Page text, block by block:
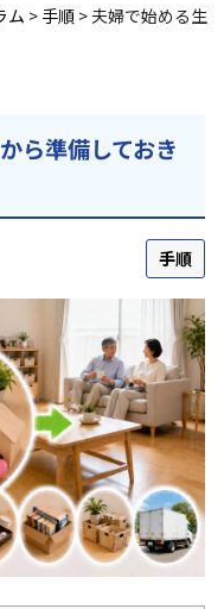
ム > 手順 > 夫婦で始める生
ら準備しておき
手順